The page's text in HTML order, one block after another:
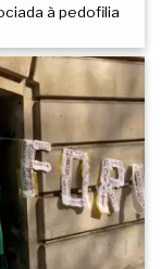
à pedofilia